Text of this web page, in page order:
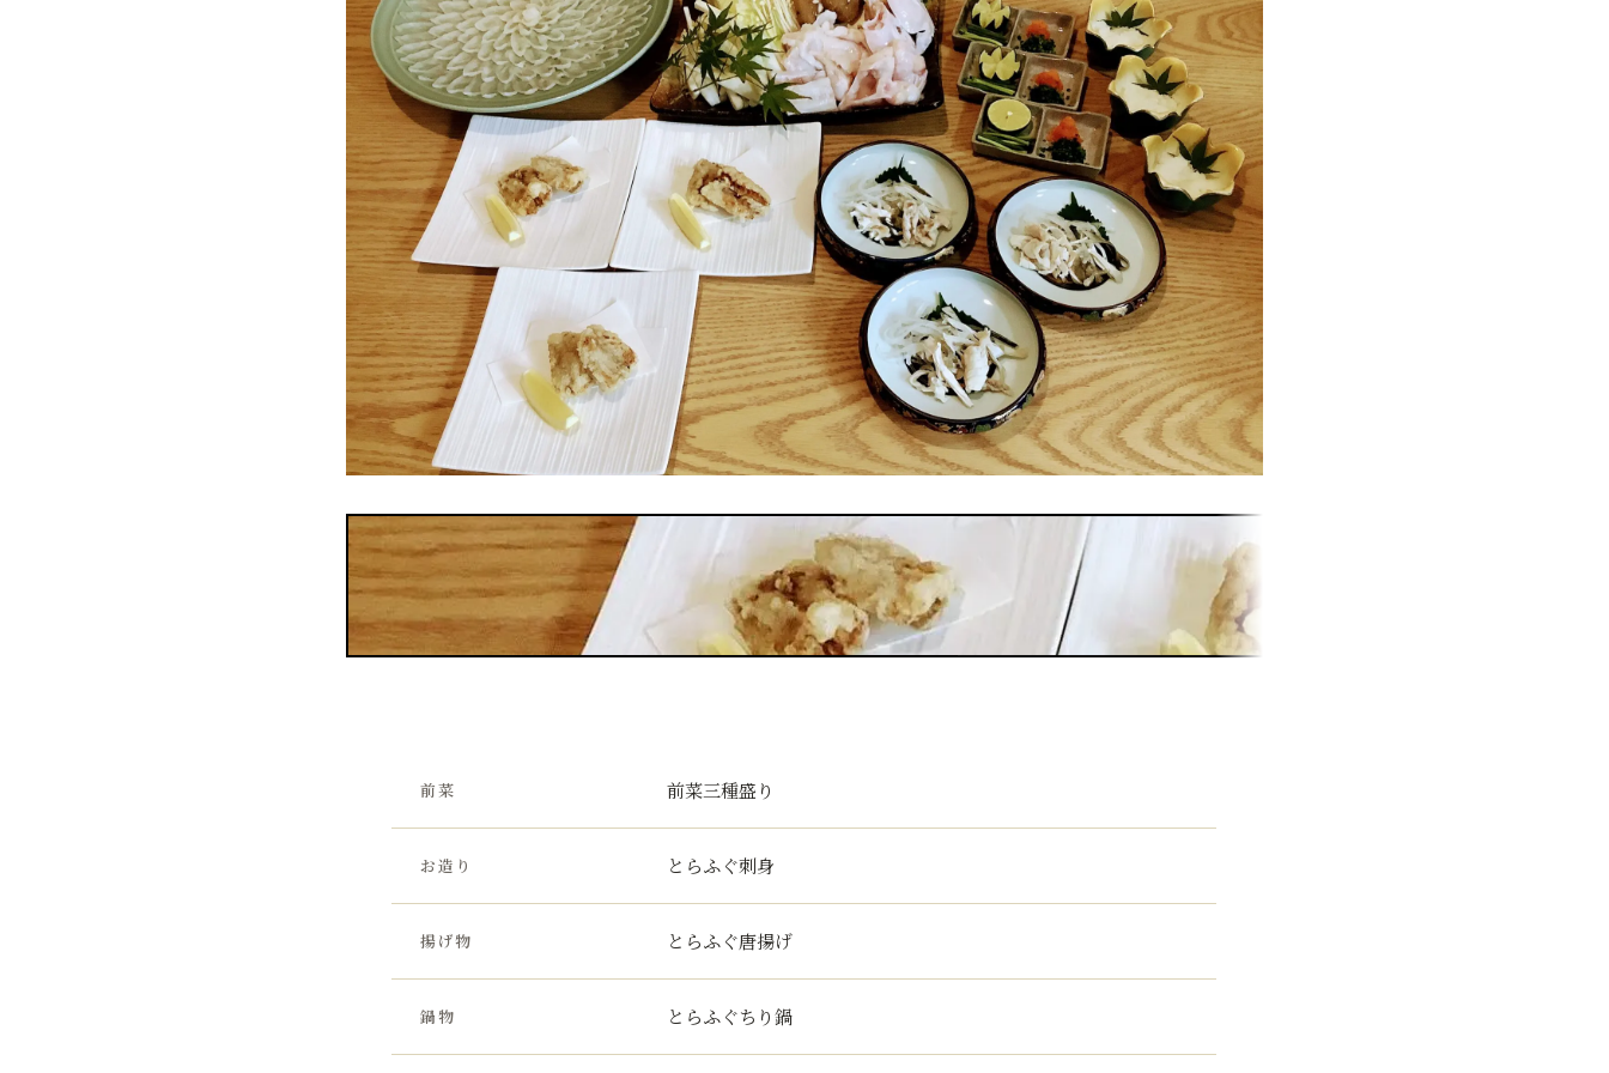
前菜 前菜三種盛り
お造り とらふぐ刺身
揚げ物 とらふぐ唐揚げ
鍋物 とらふぐちり鍋